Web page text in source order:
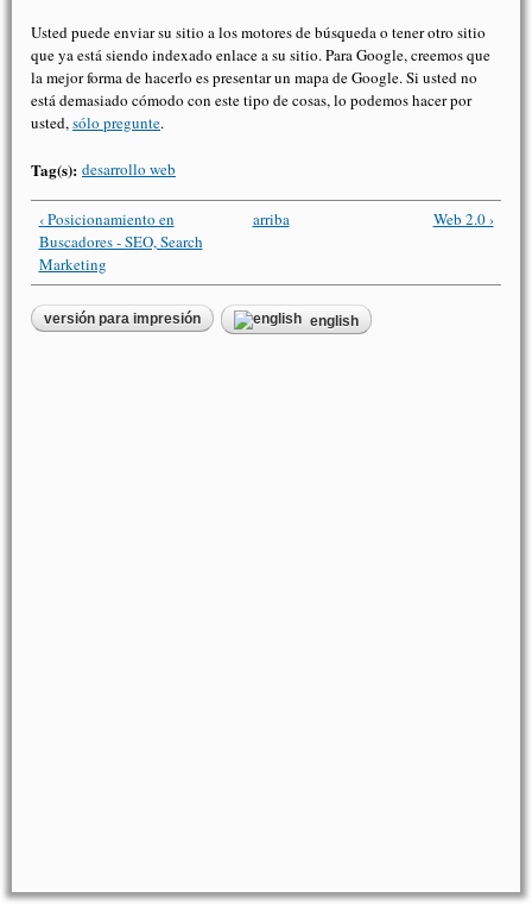
Usted puede enviar su sitio a los motores de búsqueda o tener otro sitio
que ya está siendo indexado enlace a su sitio. Para Google, creemos que
la mejor forma de hacerlo es presentar un mapa de Google. Si usted no
está demasiado cómodo con este tipo de cosas, lo podemos hacer por
usted, sólo pregunte.
Tag(s): desarrollo web
‹ Posicionamiento en
Buscadores - SEO, Search
Marketing
arriba Web 2.0 ›
versión para impresión english